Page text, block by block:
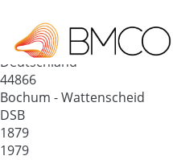
Höntrop
Deutschland
44866
Bochum - Wattenscheid
DSB
1879
1979